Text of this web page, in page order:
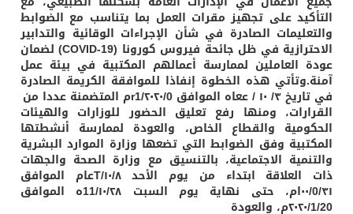
التأكيد على تجهيز مقرات العمل بما يتناسب مع الضوابط
والتعليمات الصادرة في شأن الإجراءات الوقائية والتدابير
الاحترازية في ظل جائحة فيروس كورونا (19-COVID) لضمان
عودة العاملين لممارسة أعمالهم المكتبية في بيئة عمل
آمنة.وتأتي هذه الخطوة إنفاذا للموافقة الكريمة الصادرة
في تاريخ ۳/ ۱۰ / ععاه الموافق r1/۲۰۲۰/0م المتضمنة عددا من
القرارات، ومنها رفع تعليق الحضور للوزارات والهيئات
الحكومية والقطاع الخاص، والعودة لممارسة أنشطتها
المكتبية وفق الضوابط التي تضعها وزارة الموارد البشرية
والتنمية الاجتماعية، بالتنسيق مع وزارة الصحة والجهات
ذات العلاقة ابتداء من يوم الأحد ۱۰/۸/Tعام الموافق
۰۰/0/۳۱ام، حتى نهاية يوم السبت 11/۱۰/۲۸ه الموافق
۲۰۲۰/1/20م، والعودة